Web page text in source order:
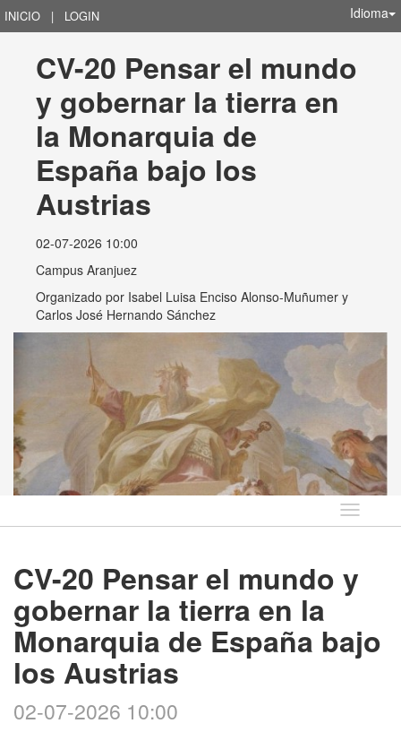
INICIO | LOGIN Idioma
CV-20 Pensar el mundo
y gobernar la tierra en
la Monarquia de
España bajo los
Austrias
02-07-2026 10:00
Campus Aranjuez
Organizado por Isabel Luisa Enciso Alonso-Muñumer y
Carlos José Hernando Sánchez
Idioma
CV-20 Pensar el mundo y
gobernar la tierra en la
Monarquia de España bajo
los Austrias
02-07-2026 10:00